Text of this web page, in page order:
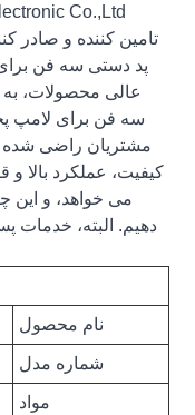
تامین کننده و صادر
پد دستی سه فن برای
عالی محصولات،
سه فن برای لامپ
مشتریان راضی شده
کیفیت، عملکرد بالا
می خواهد، و این
دهیم. البته،
نام محصول
شماره مدل
مواد